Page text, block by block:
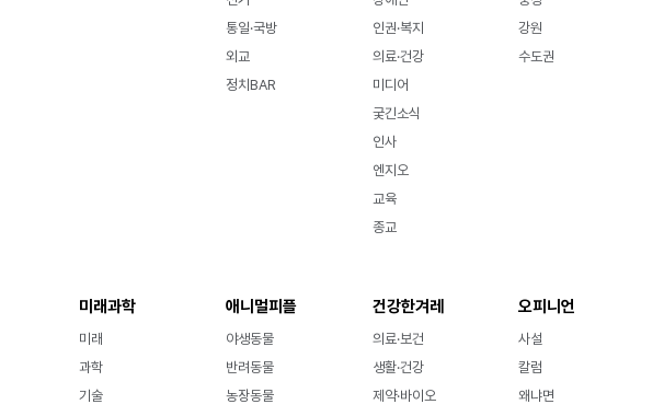
통일·국방
외교
정치BAR
인권·복지
의료·건강
미디어
궂긴소식
인사
엔지오
교육
종교
강원
수도권
미래과학
미래
과학
기술
애니멀피플
야생동물
반려동물
농장동물
건강한겨레
의료·보건
생활·건강
제약·바이오
오피니언
사설
칼럼
왜냐면